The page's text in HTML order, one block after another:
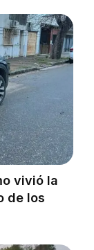
vivió la
de los